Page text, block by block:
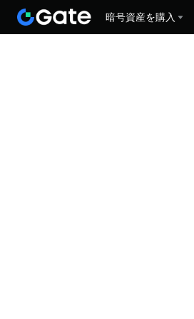
暗号資産を購入